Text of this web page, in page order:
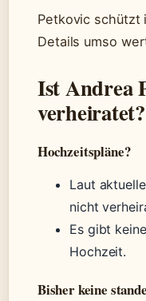
Petkovic schützt
Details umso
Ist Andrea
verheiratet?
Hochzeitspläne?
Laut
nicht
Es gibt
Hochzeit.
Bisher keine